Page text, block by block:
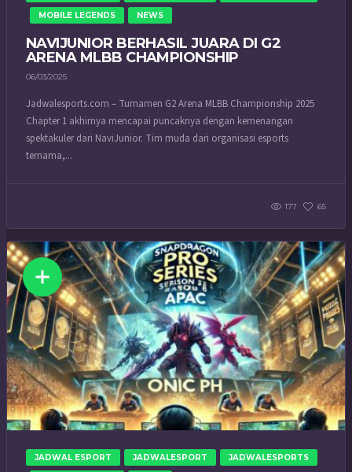
MOBILE LEGENDS NEWS
NAVIJUNIOR BERHASIL JUARA DI G2
ARENA MLBB CHAMPIONSHIP
06/03/2025
Jadwalesports.com – Turnamen G2 Arena MLBB Championship 2025
Chapter 1 akhirnya mencapai puncaknya dengan kemenangan
spektakuler dari NaviJunior. Tim muda dari organisasi esports
ternama,...
177 65
JADWAL ESPORT JADWALESPORT JADWALESPORTS